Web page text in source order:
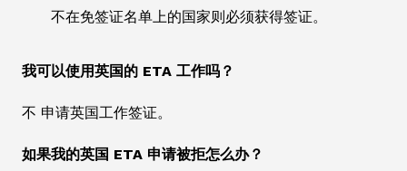
不在免签证名单上的国家则必须获得签证。
我可以使用英国的 ETA 工作吗？
不 申请英国工作签证。
如果我的英国 ETA 申请被拒怎么办？